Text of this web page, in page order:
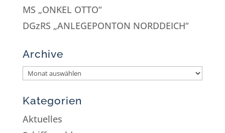
MS „ONKEL OTTO“
DGzRS „ANLEGEPONTON NORDDEICH“
Archive
Kategorien
Aktuelles